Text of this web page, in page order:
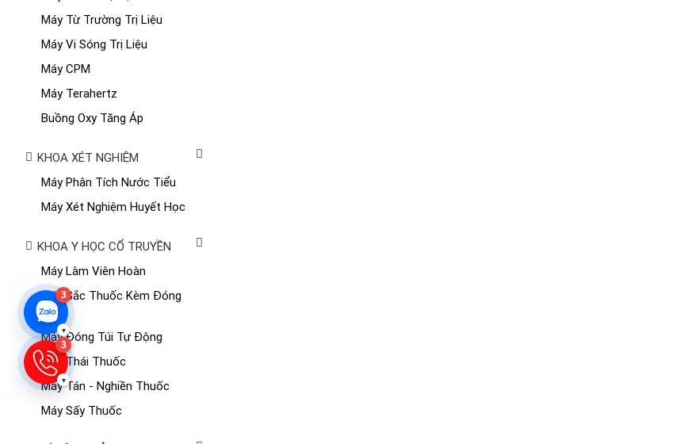
Máy Từ Trường Trị Liệu
Máy Vi Sóng Trị Liệu
Máy CPM
Máy Terahertz
Buồng Oxy Tăng Áp
KHOA XÉT NGHIỆM
Máy Phân Tích Nước Tiểu
Máy Xét Nghiệm Huyết Học
KHOA Y HỌC CỔ TRUYỀN
Máy Làm Viên Hoàn
Máy Sắc Thuốc Kèm Đóng
Túi
Máy Đóng Túi Tự Động
Máy Thái Thuốc
Máy Tán - Nghiền Thuốc
Máy Sấy Thuốc
3
▾
3
▾